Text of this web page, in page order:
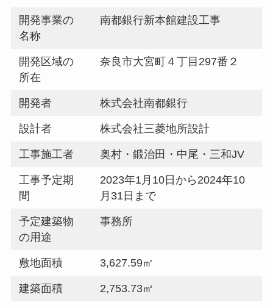
開発事業の
名称
南都銀行新本館建設工事
開発区域の
所在
奈良市大宮町４丁目297番２
開発者 株式会社南都銀行
設計者 株式会社三菱地所設計
工事施工者 奥村・鍛治田・中尾・三和JV
工事予定期
間
2023年1月10日から2024年10
月31日まで
予定建築物
の用途
事務所
敷地面積 3,627.59㎡
建築面積 2,753.73㎡